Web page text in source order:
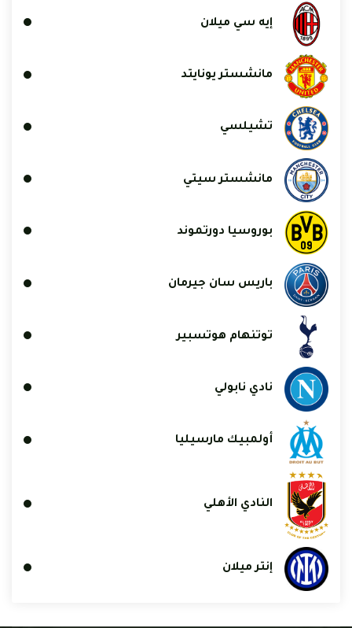
إيه سي ميلان
مانشستر يونايتد
تشيلسي
مانشستر سيتي
بوروسيا دورتموند
باريس سان جيرمان
توتنهام هوتسبير
نادي نابولي
أولمبيك مارسيليا
النادي الأهلي
إنتر ميلان